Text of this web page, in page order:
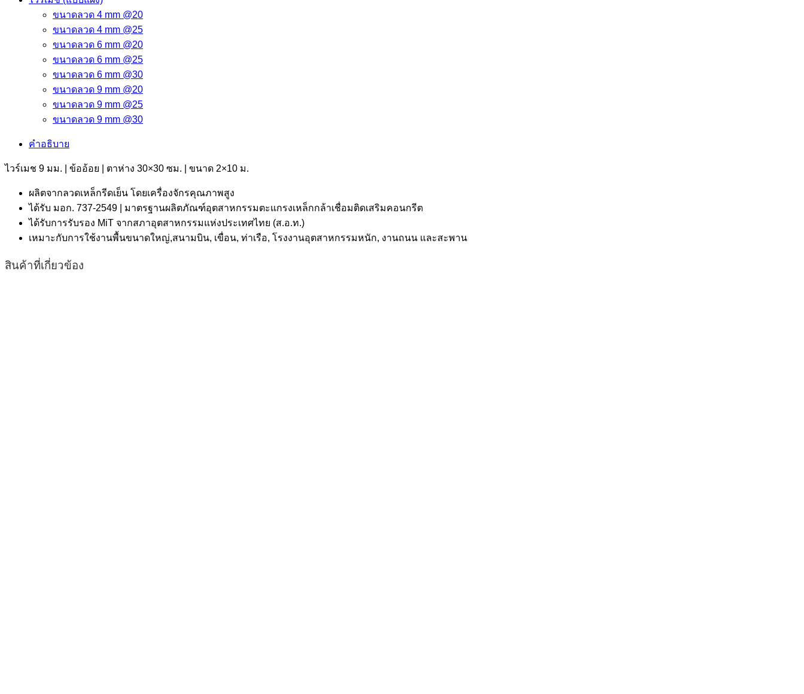
ขนาดลวด 4 mm @20
ขนาดลวด 4 mm @25
ขนาดลวด 6 mm @20
ขนาดลวด 6 mm @25
ขนาดลวด 6 mm @30
ขนาดลวด 9 mm @20
ขนาดลวด 9 mm @25
ขนาดลวด 9 mm @30
คำอธิบาย
ไวร์เมช 9 มม. | ข้ออ้อย | ตาห่าง 30×30 ซม. | ขนาด 2×10 ม.
ผลิตจากลวดเหล็กรีดเย็น โดยเครื่องจักรคุณภาพสูง
ได้รับ มอก. 737-2549 | มาตรฐานผลิตภัณฑ์อุตสาหกรรมตะแกรงเหล็กกล้าเชื่อมติดเสริมคอนกรีต
ได้รับการรับรอง MiT จากสภาอุตสาหกรรมแห่งประเทศไทย (ส.อ.ท.)
เหมาะกับการใช้งานพื้นขนาดใหญ่,สนามบิน, เขื่อน, ท่าเรือ, โรงงานอุตสาหกรรมหนัก, งานถนน และสะพาน
สินค้าที่เกี่ยวข้อง